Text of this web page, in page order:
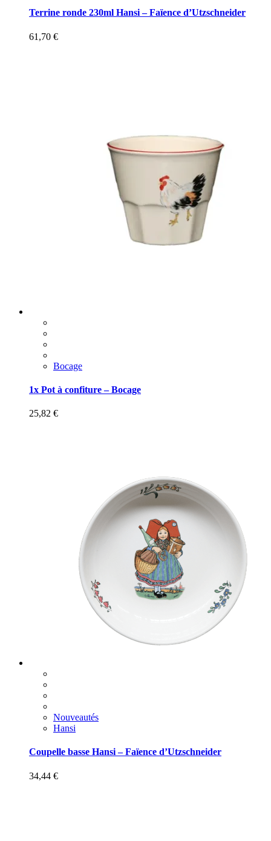
Terrine ronde 230ml Hansi – Faïence d’Utzschneider
61,70 €
Bocage
1x Pot à confiture – Bocage
25,82 €
Nouveautés
Hansi
Coupelle basse Hansi – Faïence d’Utzschneider
34,44 €